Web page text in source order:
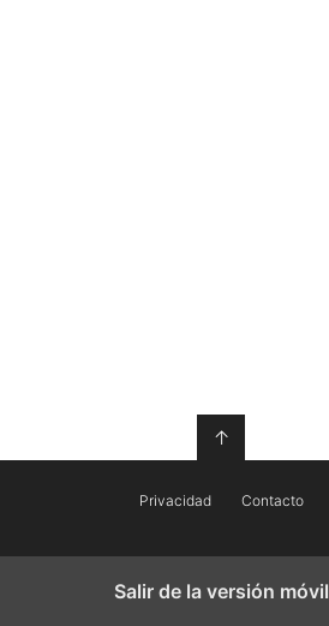
↑
Privacidad Contacto
Salir de la versión móvil